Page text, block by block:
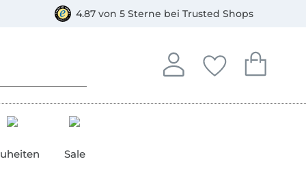
4.87 von 5 Sterne bei Trusted Shops
Anmelden
In deinem Konto
Deine
Du hast keine
Dein
Du hast
Sale